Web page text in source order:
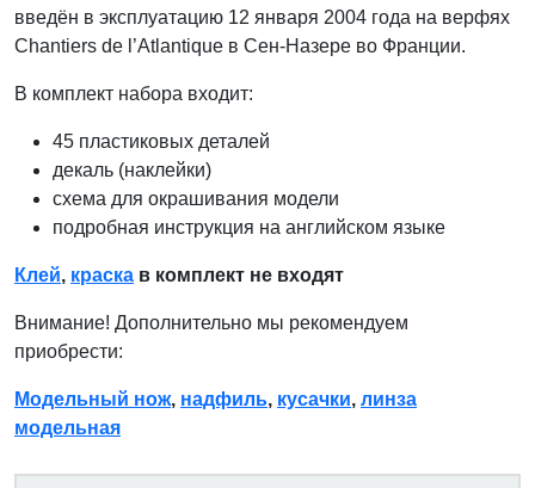
введён в эксплуатацию 12 января 2004 года на верфях
Chantiers de l’Atlantique в Сен-Назере во Франции.
В комплект набора входит:
45 пластиковых деталей
декаль (наклейки)
схема для окрашивания модели
подробная инструкция на английском языке
Клей, краска в комплект не входят
Внимание! Дополнительно мы рекомендуем
приобрести:
Модельный нож, надфиль, кусачки, линза
модельная